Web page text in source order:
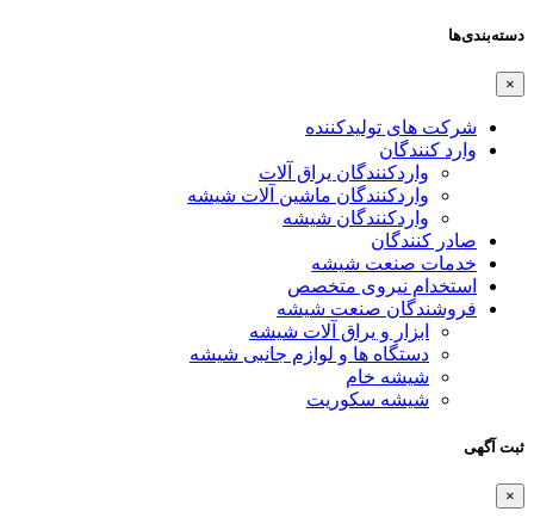
دسته‌بندی‌ها
×
شرکت های تولیدکننده
وارد کنندگان
واردکنندگان یراق آلات
واردکنندگان ماشین آلات شیشه
واردکنندگان شیشه
صادر کنندگان
خدمات صنعت شیشه
استخدام نیروی متخصص
فروشندگان صنعت شیشه
ابزار و یراق آلات شیشه
دستگاه ها و لوازم جانبی شیشه
شیشه خام
شیشه سکوریت
ثبت آگهی
×